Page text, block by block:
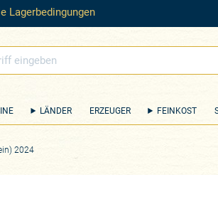
Lagerbedingungen
LÄNDER ERZEUGER FEINKOST
2024